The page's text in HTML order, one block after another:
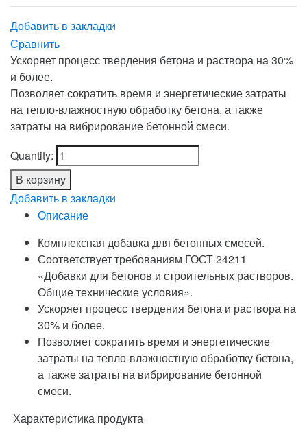
Добавить в закладки
Сравнить
Ускоряет процесс твердения бетона и раствора на 30%
и более.
Позволяет сократить время и энергетические затраты
на тепло-влажностную обработку бетона, а также
затраты на вибрирование бетонной смеси.
Quantity:
В корзину
Добавить в закладки
Описание
Комплексная добавка для бетонных смесей.
Соответствует требованиям ГОСТ 24211
«Добавки для бетонов и строительных растворов.
Общие технические условия».
Ускоряет процесс твердения бетона и раствора на
30% и более.
Позволяет сократить время и энергетические
затраты на тепло-влажностную обработку бетона,
а также затраты на вибрирование бетонной
смеси.
Характеристика продукта